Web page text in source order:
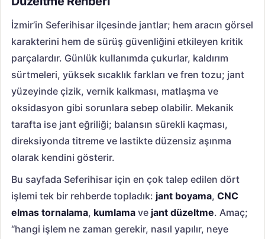
İzmir’in Seferihisar ilçesinde jantlar; hem aracın görsel
karakterini hem de sürüş güvenliğini etkileyen kritik
parçalardır. Günlük kullanımda çukurlar, kaldırım
sürtmeleri, yüksek sıcaklık farkları ve fren tozu; jant
yüzeyinde çizik, vernik kalkması, matlaşma ve
oksidasyon gibi sorunlara sebep olabilir. Mekanik
tarafta ise jant eğriliği; balansın sürekli kaçması,
direksiyonda titreme ve lastikte düzensiz aşınma
olarak kendini gösterir.
Bu sayfada Seferihisar için en çok talep edilen dört
işlemi tek bir rehberde topladık: jant boyama, CNC
elmas tornalama, kumlamave jant düzeltme. Amaç;
“hangi işlem ne zaman gerekir, nasıl yapılır, neye